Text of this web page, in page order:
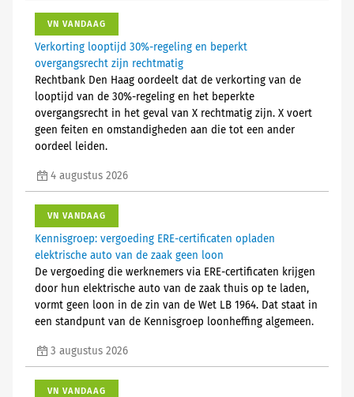
VN VANDAAG
Verkorting looptijd 30%-regeling en beperkt
overgangsrecht zijn rechtmatig
Rechtbank Den Haag oordeelt dat de verkorting van de
looptijd van de 30%-regeling en het beperkte
overgangsrecht in het geval van X rechtmatig zijn. X voert
geen feiten en omstandigheden aan die tot een ander
oordeel leiden.
4 augustus 2026
VN VANDAAG
Kennisgroep: vergoeding ERE-certificaten opladen
elektrische auto van de zaak geen loon
De vergoeding die werknemers via ERE-certificaten krijgen
door hun elektrische auto van de zaak thuis op te laden,
vormt geen loon in de zin van de Wet LB 1964. Dat staat in
een standpunt van de Kennisgroep loonheffing algemeen.
3 augustus 2026
VN VANDAAG